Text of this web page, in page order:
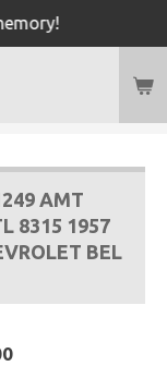
AMT
8315 1957
BEL